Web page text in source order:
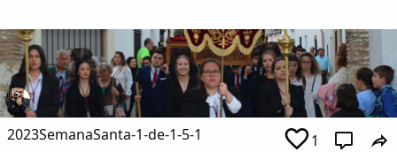
2023SemanaSanta-1-de-1-5-1 1